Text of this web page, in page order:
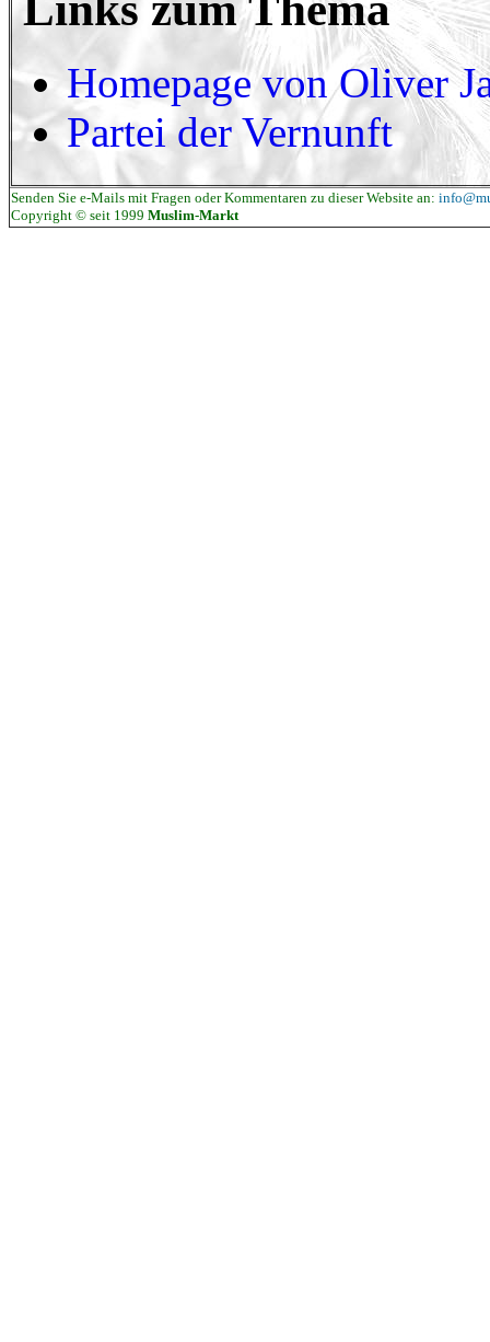
Homepage von Oliver
Partei der Vernunft
Senden Sie e-Mails mit Fragen oder Kommentaren zu dieser Website an:
Copyright © seit 1999 Muslim-Markt